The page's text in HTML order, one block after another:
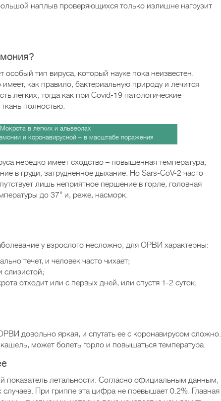
наплыв проверяющихся только излишне нагрузит
особый тип вируса, который науке пока неизвестен.
как правило, бактериальную природу и лечится
легких, тогда как при Covid-19 патологические
полностью.
и коронавирусной – в масштабе поражения
нередко имеет сходство – повышенная температура,
в груди, затрудненное дыхание. Но Sars-CoV-2 часто
лишь неприятное першение в горле, головная
до 37° и, реже, насморк.
у взрослого несложно, для ОРВИ характерны:
течет, и человек часто чихает;
слизистой;
отходит или с первых дней, или спустя 1-2 суток;
довольно яркая, и спутать ее с коронавирусом сложно.
может болеть горло и повышаться температура.
показатель летальности. Согласно официальным данным,
случаев. При гриппе эта цифра не превышает 0.2%. Главная